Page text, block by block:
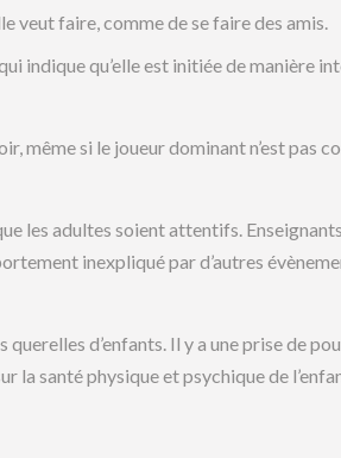
veut faire, comme de se faire des amis.
indique qu’elle est initiée de manière
même si le joueur dominant n’est pas
les adultes soient attentifs.
inexpliqué par d’autres
querelles d’enfants. Il y a une prise de
la santé physique et psychique de